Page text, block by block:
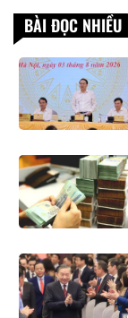
BÀI ĐỌC NHIỀU